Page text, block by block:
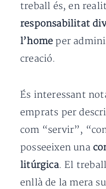
treball és, en
responsabilitat
l’home per
creació.
És interessant
emprats per
com “servir”,
posseeixen una
litúrgica. El
enllà de la mera